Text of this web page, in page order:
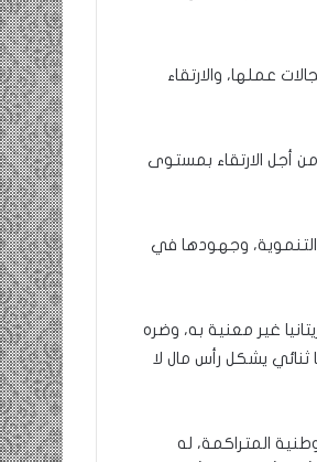
عملها، والارتقاء
من أجل الارتقاء بمستوى
التنموية، وجهودها في
غير معنية به، وضره
يشكل رأس مال لا
المتراكمة، له